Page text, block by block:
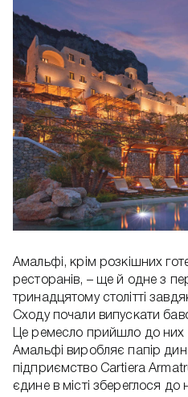
Амальфі, крім розкішних
ресторанів, – ще й одне з
тринадцятому столітті
Сходу почали випускати
Це ремесло прийшло до них
Амальфі виробляє папір
підприємство Cartiera
єдине в місті збереглося